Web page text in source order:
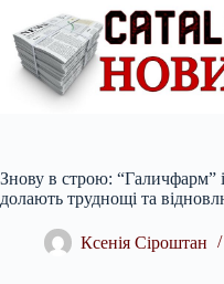
вмісту
Знову в строю: “Галичфарм”
долають труднощі та
Ксенія Сіроштан